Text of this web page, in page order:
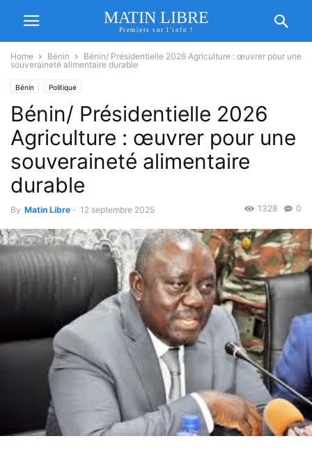
MATIN LIBRE
Premiers sur l'info !
Home Bénin
Bénin/ Présidentielle 2026 Agriculture : œuvrer pour une
souveraineté alimentaire durable
Bénin Politique
Bénin/ Présidentielle 2026
Agriculture : œuvrer pour une
souveraineté alimentaire
durable
By Matin Libre - 12 septembre 2025 0
1328